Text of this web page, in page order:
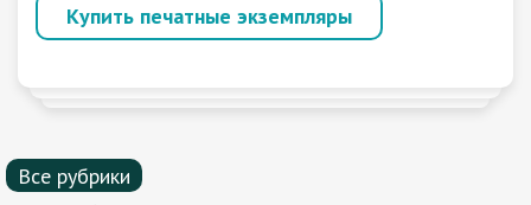
Купить печатные экземпляры
Все рубрики